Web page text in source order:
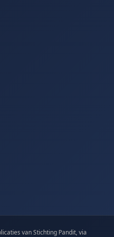
van Stichting Pandit, via